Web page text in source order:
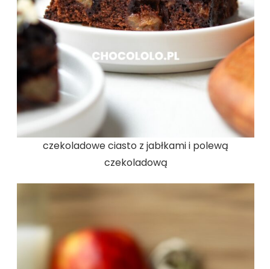
czekoladowe ciasto z jabłkami i polewą
czekoladową